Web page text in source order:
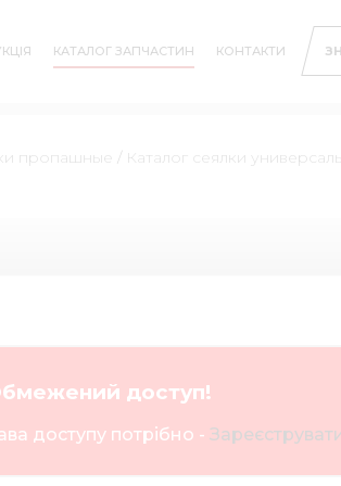
КАТАЛОГ ЗАПЧАСТИН КОНТАКТИ
пропашные / Каталог сеялки
доступ!
доступу потрібно -